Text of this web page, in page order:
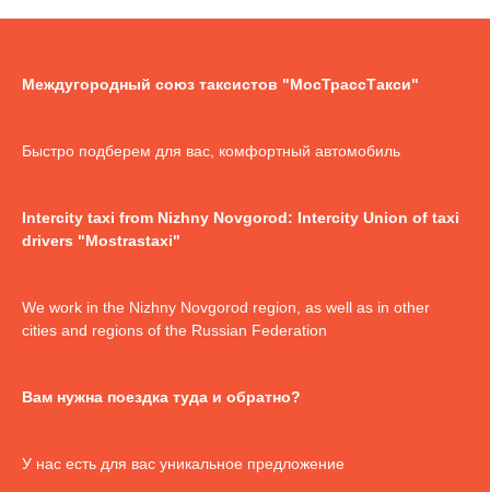
Междугородный союз таксистов "МосТрассТакси"
Быстро подберем для вас, комфортный автомобиль
Intercity taxi from Nizhny Novgorod: Intercity Union of taxi
drivers "Mostrastaxi"
We work in the Nizhny Novgorod region, as well as in other
cities and regions of the Russian Federation
Вам нужна поездка туда и обратно?
У нас есть для вас уникальное предложение